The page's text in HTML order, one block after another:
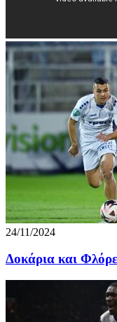
24/11/2024
Δοκάρια και